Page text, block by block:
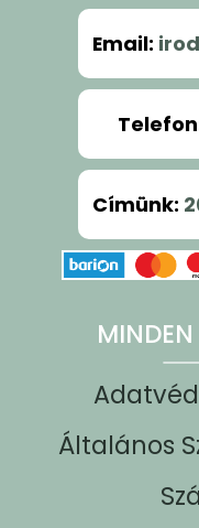
Általános
Email:
Telefon
Címünk: